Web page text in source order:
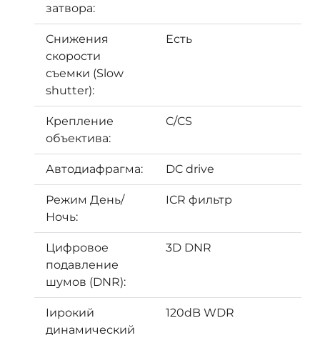
затвора:
Снижения
скорости
съемки (Slow
shutter):
Есть
Крепление
объектива:
C/CS
Автодиафрагма: DC drive
Режим День/
Ночь:
ICR фильтр
Цифровое
подавление
шумов (DNR):
3D DNR
Iирокий
динамический
120dB WDR